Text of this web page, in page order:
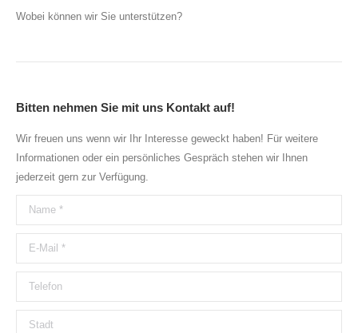
Wobei können wir Sie unterstützen?
Bitten nehmen Sie mit uns Kontakt auf!
Wir freuen uns wenn wir Ihr Interesse geweckt haben! Für weitere
Informationen oder ein persönliches Gespräch stehen wir Ihnen
jederzeit gern zur Verfügung.
Name *
E-Mail *
Telefon
Stadt